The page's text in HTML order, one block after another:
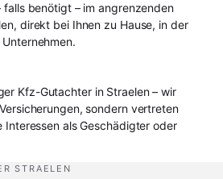
benötigt – im angrenzenden
direkt bei Ihnen zu Hause, in der
Kfz-Gutachter in Straelen – wir
sondern vertreten
Interessen als Geschädigter oder
STRAELEN